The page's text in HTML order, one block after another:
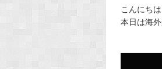
c
こんにちは
本日は海外